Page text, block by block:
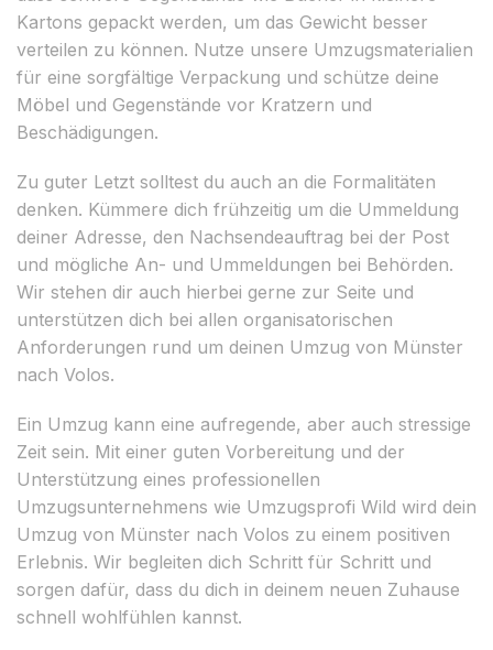
Kartons gepackt werden, um das Gewicht besser
verteilen zu können. Nutze unsere Umzugsmaterialien
für eine sorgfältige Verpackung und schütze deine
Möbel und Gegenstände vor Kratzern und
Beschädigungen.
Zu guter Letzt solltest du auch an die Formalitäten
denken. Kümmere dich frühzeitig um die Ummeldung
deiner Adresse, den Nachsendeauftrag bei der Post
und mögliche An- und Ummeldungen bei Behörden.
Wir stehen dir auch hierbei gerne zur Seite und
unterstützen dich bei allen organisatorischen
Anforderungen rund um deinen Umzug von Münster
nach Volos.
Ein Umzug kann eine aufregende, aber auch stressige
Zeit sein. Mit einer guten Vorbereitung und der
Unterstützung eines professionellen
Umzugsunternehmens wie Umzugsprofi Wild wird dein
Umzug von Münster nach Volos zu einem positiven
Erlebnis. Wir begleiten dich Schritt für Schritt und
sorgen dafür, dass du dich in deinem neuen Zuhause
schnell wohlfühlen kannst.